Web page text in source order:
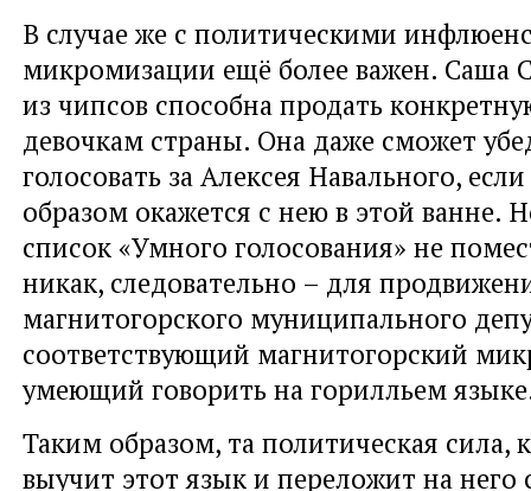
В случае же с политическими
микромизации ещё более важен. Саша
из чипсов способна продать
девочкам страны. Она даже сможет
голосовать за Алексея Навального,
образом окажется с нею в этой ванне.
список «Умного голосования» не
никак, следовательно – для
магнитогорского муниципального
соответствующий магнитогорский
умеющий говорить на горилльем
Таким образом, та политическая сила,
выучит этот язык и переложит на